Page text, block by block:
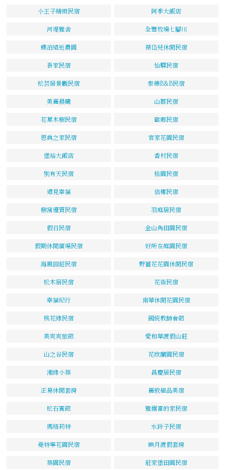
小王子精緻民宿 阿季大飯店
河堤雅舍 全豐牧場七腳川
蝶泊遠近農園 葆岱兒休閒民宿
吾家民宿 怡驛民宿
松芸居景觀民宿 泰德B&B民宿
美麗晨曦 山郡民宿
花草木樹民宿 歐鄉民宿
恩典之家民宿 官家花園民宿
堡裕大飯店 香村民宿
別有天民宿 桔園民宿
遇見幸福 佶椰民宿
樹窩優質民宿 羽庭居民宿
假日民宿 金山角田園民宿
假期休閒廣場民宿 好所在庭園民宿
海風田莊民宿 野薑花花園休閒民宿
松木居民宿 花術民宿
幸福紀行 南華休閒花園民宿
桃花緣民宿 國統教師會館
美爽爽旅館 愛和華渡假山莊
山之谷民宿 花欣蘭園民宿
湘緣小築 昌慶居民宿
正易休閒套房 麗敦極品美宿
松石賓館 雅爾富的家民宿
瑪格莉特 水鈴子民宿
曼特寧花園民宿 映月渡假套房
築園民宿 莊家堡田園民宿